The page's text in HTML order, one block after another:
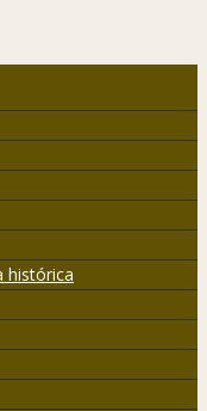
histórica